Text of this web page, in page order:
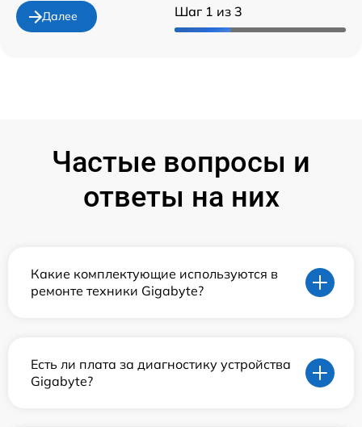
Шаг 1 из 3
Далее
Частые вопросы и
ответы на них
Какие комплектующие используются в
ремонте техники Gigabyte?
Есть ли плата за диагностику устройства
Gigabyte?